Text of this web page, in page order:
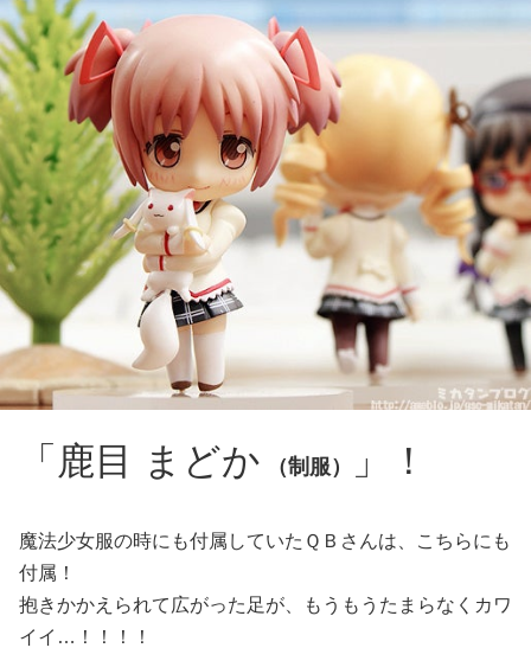
「鹿目 まどか （制服） 」！
魔法少女服の時にも付属していたＱＢさんは、こちらにも
付属！
抱きかかえられて広がった足が、もうもうたまらなくカワ
イイ…！！！！